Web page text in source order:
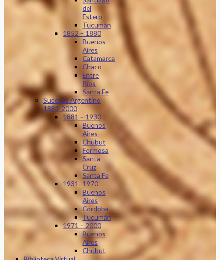
del
Estero
Tucumán
1852 – 1880
Buenos
Aires
Catamarca
Chaco
Entre
Ríos
Santa Fe
Sucesos Argentino
1881-2000
1881 – 1930
Buenos
Aires
Chubut
Formosa
Santa
Cruz
Santa Fe
1931- 1970
Buenos
Aires
Córdoba
Tucumán
1971 – 2000
Buenos
Aires
Chubut